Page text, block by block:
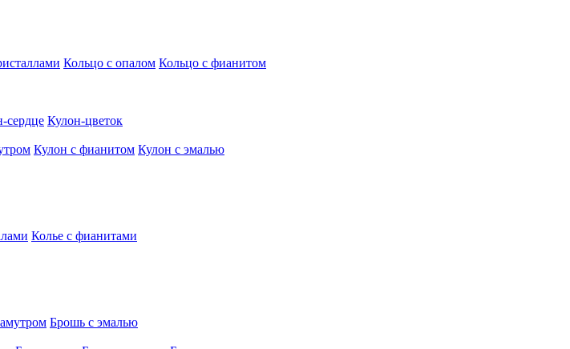
Кольцо с опалом Кольцо с фианитом
сердце Кулон-цветок
Кулон с фианитом Кулон с эмалью
Колье с фианитами
Брошь с эмалью